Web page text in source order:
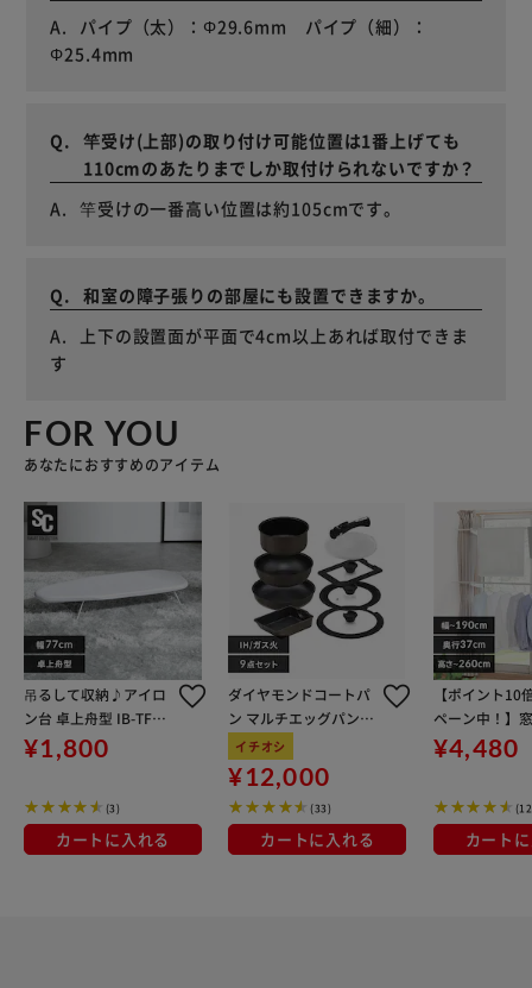
パイプ（太）：Φ29.6mm パイプ（細）：
Φ25.4mm
竿受け(上部)の取り付け可能位置は1番上げても
110cmのあたりまでしか取付けられないですか？
竿受けの一番高い位置は約105cmです。
和室の障子張りの部屋にも設置できますか。
上下の設置面が平面で4cm以上あれば取付できま
す
FOR YOU
あなたにおすすめのアイテム
吊るして収納♪アイロ
ン台 卓上舟型 IB-TF76
ホワイト
¥1,800
(3)
カートに入れる
ダイヤモンドコートパ
ン マルチエッグパン入
り 9点セット IHガス火
対応 MEGI-9S ブラウン
メタリック
イチオシ
¥12,000
(33)
カートに入れる
【ポイント10
ペーン中！】
し 2段 MW-
ワイト 省スペ
¥4,480
カート